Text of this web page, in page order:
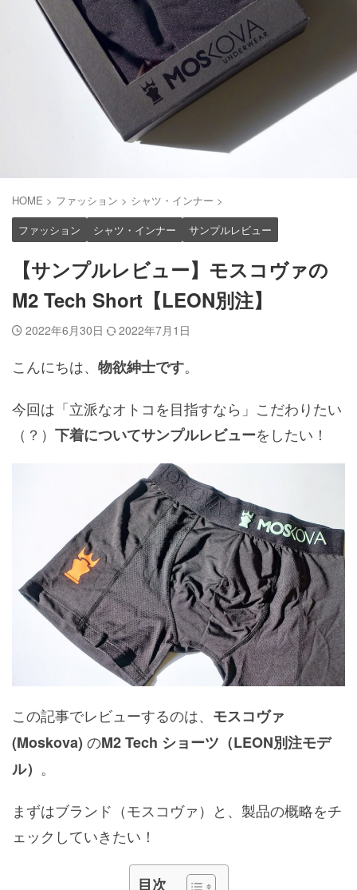
HOME > ファッション > シャツ・インナー >
ファッション
シャツ・インナー サンプルレビュー
【サンプルレビュー】モスコヴァの
M2 Tech Short【LEON別注】
2022年6月30日 2022年7月1日
こんにちは、 物欲紳士です。
今回は「立派なオトコを目指すなら」こだわりたい
（？） 下着についてサンプルレビューをしたい！
この記事でレビューするのは、 モスコヴァ
(Moskova) のM2 Tech ショーツ（LEON別注モデ
ル） 。
まずはブランド（モスコヴァ）と、製品の概略をチ
ェックしていきたい！
目次